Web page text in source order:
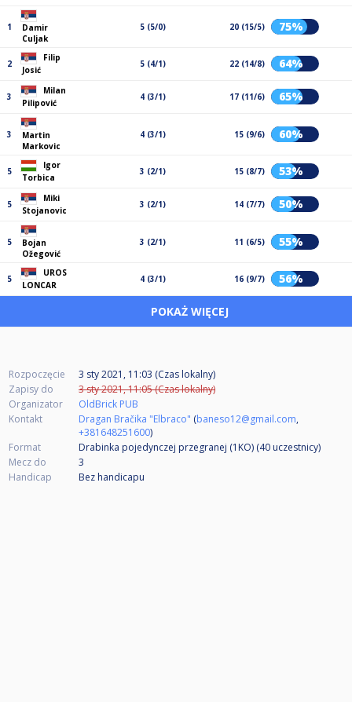
1
Damir
Culjak
5 (5/0) 20 (15/5) 75%
2
Filip
Josić
5 (4/1) 22 (14/8) 64%
3
Milan
Pilipović
4 (3/1) 17 (11/6) 65%
3
Martin
Markovic
4 (3/1) 15 (9/6) 60%
5
Igor
Torbica
3 (2/1) 15 (8/7) 53%
5
Miki
Stojanovic
3 (2/1) 14 (7/7) 50%
5
Bojan
Ožegović
3 (2/1) 11 (6/5) 55%
5
UROS
LONCAR
4 (3/1) 16 (9/7) 56%
POKAŻ WIĘCEJ
Rozpoczęcie
3 sty 2021, 11:03 (Czas lokalny)
Zapisy do
3 sty 2021, 11:05 (Czas lokalny)
Organizator
OldBrick PUB
Kontakt
Dragan Bračika "Elbraco" (baneso12@gmail.com,
+381648251600)
Format
Drabinka pojedynczej przegranej (1KO) (40 uczestnicy)
Mecz do
3
Handicap
Bez handicapu